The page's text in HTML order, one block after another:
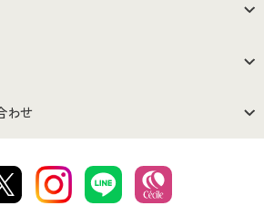
会社案内
わせ
お支払は